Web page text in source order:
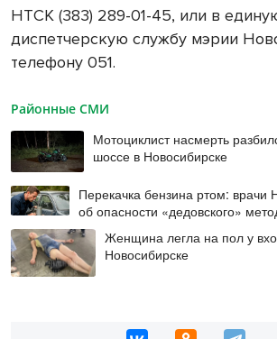
НТСК (383) 289-01-45, или в
диспетчерскую службу мэрии
телефону 051.
Районные СМИ
Мотоциклист насмерть
шоссе в Новосибирске
Перекачка бензина ртом:
об опасности «дедовского»
Женщина легла на пол у
Новосибирске